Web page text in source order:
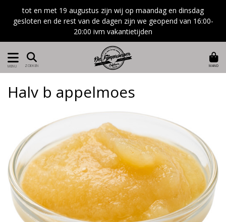
tot en met 19 augustus zijn wij op maandag en dinsdag
gesloten en de rest van de dagen zijn we geopend van 16:00-
20:00 ivm vakantietijden
MENU ZOEKEN MAND
Halv b appelmoes